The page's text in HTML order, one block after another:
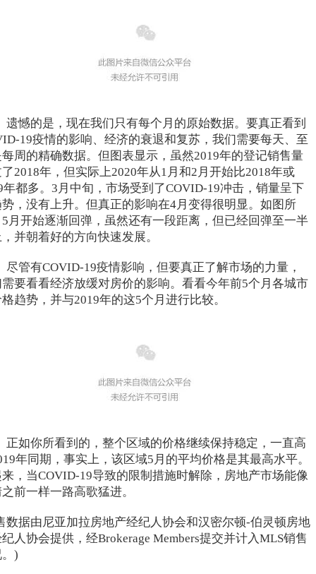
遗憾的是，现在我们只有每个月的原始数据。要真正看到
19疫情的影响、经济的衰退和复苏，我们需要每天、至
周的精确数据。但图表显示，虽然2019年的登记销售量
2018年，但实际上2020年从1月和2月开始比2018年或
年都多。3月中旬，市场受到了COVID-19冲击，销量呈下
，没有上升。但真正的影响在4月变得很明显。如图所
月开始逐渐回弹，虽然还有一段距离，但已经回弹至一半
并朝着好的方向快速发展。
尽管有COVID-19疫情影响，但要真正了解市场的力量，
要看看经济放缓对房价的影响。看看今年前5个月各城市
趋势，并与2019年的这5个月进行比较。
正如你所看到的，整个区域的价格继续保持稳定，一直高
年同期，事实上，该区域5月的平均价格是其最高水平。
，当COVID-19导致的限制措施时解除，房地产市场能像
前一样一路高歌猛进。
数据由尼亚加拉房地产经纪人协会和汉密尔顿-伯灵顿房地
人协会提供，经Brokerage Members提交并计入MLS销售
)